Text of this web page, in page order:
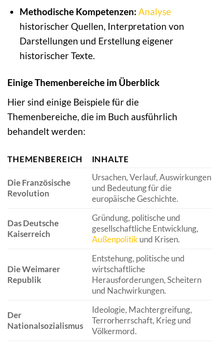
Methodische Kompetenzen: Analyse
historischer Quellen, Interpretation von
Darstellungen und Erstellung eigener
historischer Texte.
Einige Themenbereiche im Überblick
Hier sind einige Beispiele für die
Themenbereiche, die im Buch ausführlich
behandelt werden:
THEMENBEREICH INHALTE
Die Französische
Revolution
Ursachen, Verlauf, Auswirkungen
und Bedeutung für die
europäische Geschichte.
Das Deutsche
Kaiserreich
Gründung, politische und
gesellschaftliche Entwicklung,
Außenpolitikund Krisen.
Die Weimarer
Republik
Entstehung, politische und
wirtschaftliche
Herausforderungen, Scheitern
und Nachwirkungen.
Der
Nationalsozialismus
Ideologie, Machtergreifung,
Terrorherrschaft, Krieg und
Völkermord.